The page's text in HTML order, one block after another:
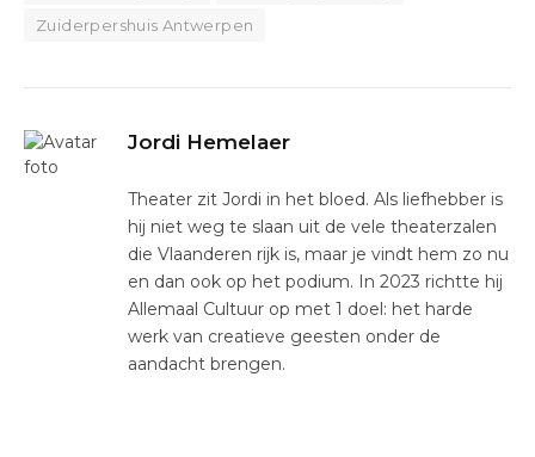
Zuiderpershuis Antwerpen
Jordi Hemelaer
Theater zit Jordi in het bloed. Als liefhebber is
hij niet weg te slaan uit de vele theaterzalen
die Vlaanderen rijk is, maar je vindt hem zo nu
en dan ook op het podium. In 2023 richtte hij
Allemaal Cultuur op met 1 doel: het harde
werk van creatieve geesten onder de
aandacht brengen.